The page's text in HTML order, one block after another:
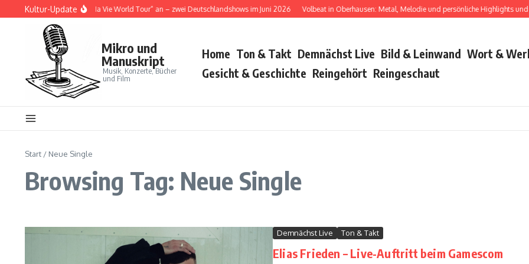
Zum Inhalt springen
Kultur-Update
Cat kündigt „Tour Ma Vie World Tour“ an – zwei Deutschlandshows im Juni 2026 Volbeat in Oberhausen: Metal, Melodie und persönliche Highlights und Bush
Mikro und
Manuskript
Musik, Konzerte, Bücher
und Film
Home Ton & Takt Demnächst Live Bild & Leinwand Wort &
Gesicht & Geschichte Reingehört Reingeschaut
Start / Neue Single
Browsing Tag: Neue Single
Demnächst Live Ton & Takt
Elias Frieden – Live-Auftritt beim Gamescom